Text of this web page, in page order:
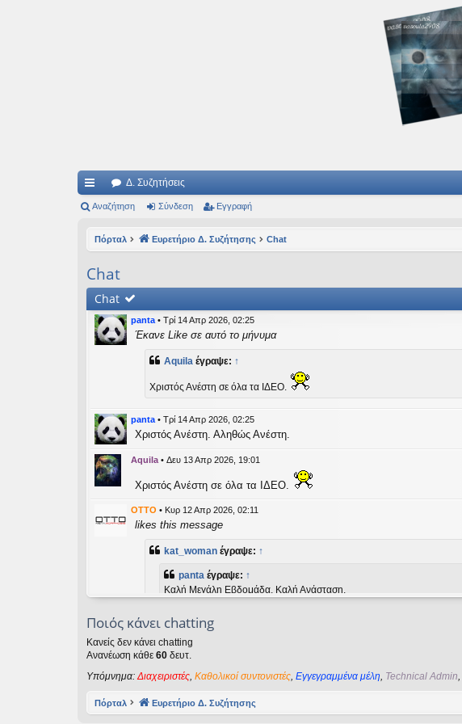
Αυτός ο τόπος φιλοδοξεί να ανοίγει μονοπάτια για τα συναρπαστικά και όμορφα ταξίδια του νού...
ρή
ς
Δ. Συζητήσεις
Αναζήτηση Σύνδεση Εγγραφή
Πόρταλ Ευρετήριο Δ. Συζήτησης Chat
Chat
Chat
panta • Τρί 14 Απρ 2026, 02:25
Έκανε Like σε αυτό το μήνυμα
Aquila έγραψε: ↑
Χριστός Ανέστη σε όλα τα ΙΔΕΟ.
panta • Τρί 14 Απρ 2026, 02:25
Χριστός Ανέστη. Αληθώς Ανέστη.
Aquila • Δευ 13 Απρ 2026, 19:01
Χριστός Ανέστη σε όλα τα ΙΔΕΟ.
OTTO • Κυρ 12 Απρ 2026, 02:11
likes this message
kat_woman έγραψε: ↑
panta έγραψε: ↑
Καλή Μεγάλη Εβδομάδα. Καλή Ανάσταση.
Καλή Ανάσταση σε όλους!
kat_woman•Τετ 08 Απρ 2026, 14:21
pantaέγραψε:↑
Καλή Μεγάλη Εβδομάδα. Καλή Ανάσταση.
Ποιός κάνει chatting
Κανείς δεν κάνει chatting
Ανανέωση κάθε 60 δευτ.
Υπόμνημα:Διαχειριστές, Καθολικοί συντονιστές, Εγγεγραμμένα μέλη, Technical Admin,
Πόρταλ Ευρετήριο Δ. Συζήτησης